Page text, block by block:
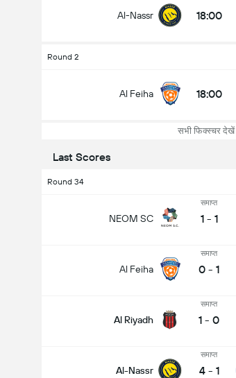
Al-Nassr 18:00
Round 2
Al Feiha 18:00
सभी फिक्स्चर देखें
Last Scores
Round 34
NEOM SC
समाप्त
1 - 1
Al Feiha
समाप्त
0 - 1
Al Riyadh
समाप्त
1 - 0
Al-Nassr
समाप्त
4 - 1